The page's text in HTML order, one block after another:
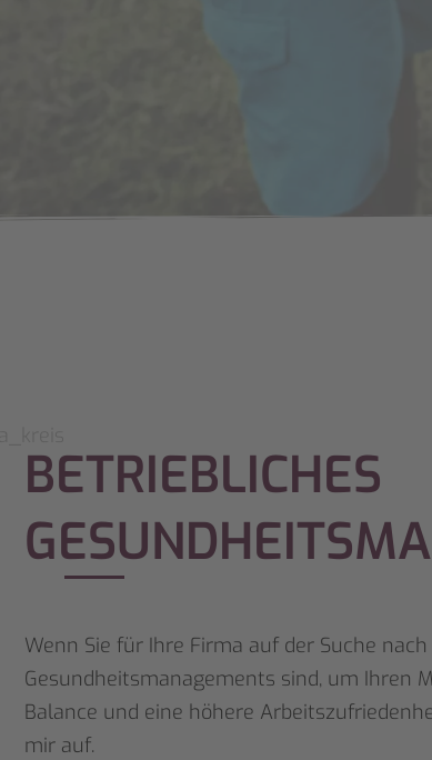
BETRIEBLICHES
Wenn Sie für Ihre Firma auf der Suche
Gesundheitsmanagements sind, um Ihren
Balance und eine höhere
mir auf.